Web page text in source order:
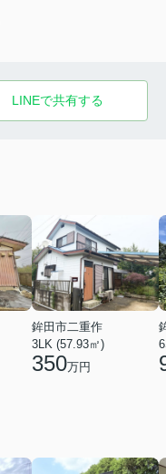
LINEで共有する
鉾田市二重作
3LK (57.93㎡)
350万円